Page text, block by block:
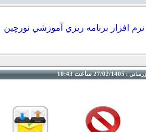
نرم افزار برنامه ريزي آموزشي نورچين
:27/02/1405 ساعت 10:43